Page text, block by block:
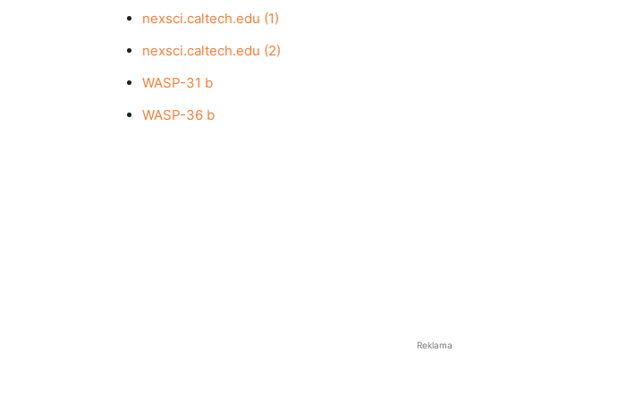
nexsci.caltech.edu (1)
nexsci.caltech.edu (2)
WASP-31 b
WASP-36 b
Reklama